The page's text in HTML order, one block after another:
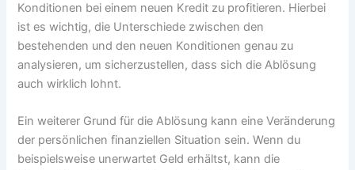
Konditionen bei einem neuen Kredit zu profitieren. Hierbei
ist es wichtig, die Unterschiede zwischen den
bestehenden und den neuen Konditionen genau zu
analysieren, um sicherzustellen, dass sich die Ablösung
auch wirklich lohnt.
Ein weiterer Grund für die Ablösung kann eine Veränderung
der persönlichen finanziellen Situation sein. Wenn du
beispielsweise unerwartet Geld erhältst, kann die